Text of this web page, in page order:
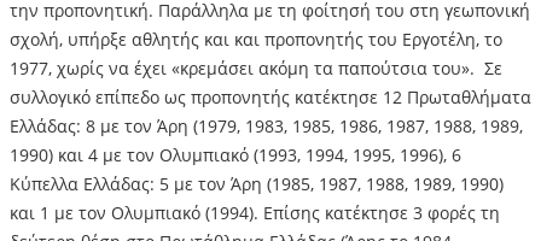
την προπονητική. Παράλληλα με τη φοίτησή του στη γεωπονική
σχολή, υπήρξε αθλητής και και προπονητής του Εργοτέλη, το
1977, χωρίς να έχει «κρεμάσει ακόμη τα παπούτσια του». Σε
συλλογικό επίπεδο ως προπονητής κατέκτησε 12 Πρωταθλήματα
Ελλάδας: 8 με τον Άρη (1979, 1983, 1985, 1986, 1987, 1988, 1989,
1990) και 4 με τον Ολυμπιακό (1993, 1994, 1995, 1996), 6
Κύπελλα Ελλάδας: 5 με τον Άρη (1985, 1987, 1988, 1989, 1990)
και 1 με τον Ολυμπιακό (1994). Επίσης κατέκτησε 3 φορές τη